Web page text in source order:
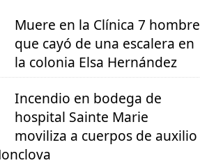
Muere en la Clínica 7 hombre
que cayó de una escalera en
la colonia Elsa Hernández
Incendio en bodega de
hospital Sainte Marie
moviliza a cuerpos de auxilio